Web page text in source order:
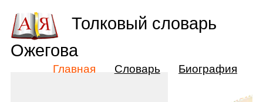
Толковый словарь
Ожегова
Главная Словарь Биография